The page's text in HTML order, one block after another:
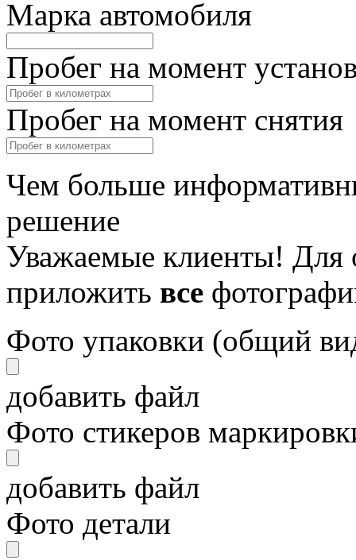
Марка автомобиля
Пробег на момент
Пробег на момент снятия
Чем больше
решение
Уважаемые клиенты! Для
приложить все
Фото упаковки (общий
добавить файл
Фото стикеров
добавить файл
Фото детали